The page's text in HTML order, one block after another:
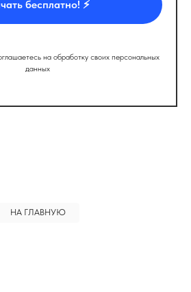
бесплатно! ⚡️
на обработку своих персональных
данных
НА ГЛАВНУЮ